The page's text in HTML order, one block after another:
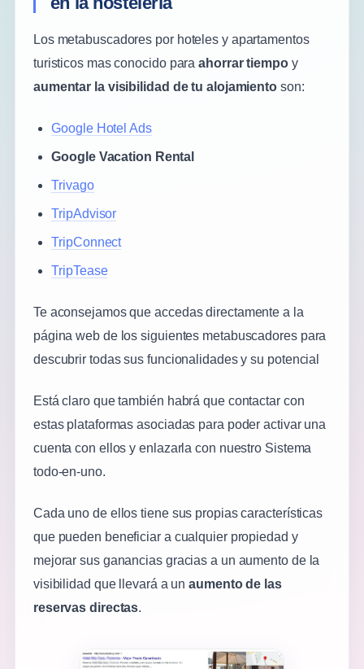
Los metabuscadores por hoteles y apartamentos
turisticos mas conocido paraahorrar tiempo y
aumentar la visibilidad de tu alojamiento son:
Google Hotel Ads
Google Vacation Rental
Trivago
TripAdvisor
TripConnect
TripTease
Te aconsejamos que accedas directamente a la
página web de los siguientes metabuscadores para
descubrir todas sus funcionalidades y su potencial
Está claro que también habrá que contactar con
estas plataformas asociadas para poder activar una
cuenta con ellos y enlazarla con nuestro Sistema
todo-en-uno.
Cada uno de ellos tiene sus propias características
que pueden beneficiar a cualquier propiedad y
mejorar sus ganancias gracias a un aumento de la
visibilidad que llevará a unaumento de las
reservas directas.